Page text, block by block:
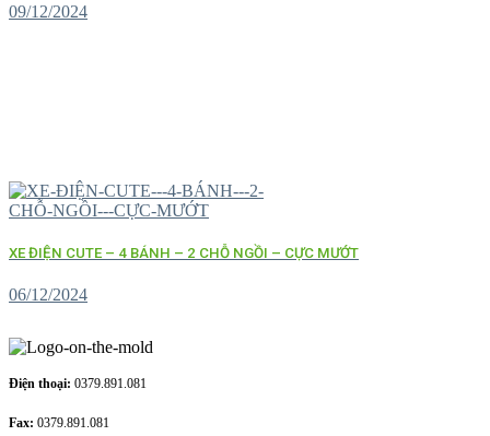
09/12/2024
XE ĐIỆN CUTE – 4 BÁNH – 2 CHỖ NGỒI – CỰC MƯỚT
06/12/2024
Điện thoại: 0379.891.081
Fax: 0379.891.081